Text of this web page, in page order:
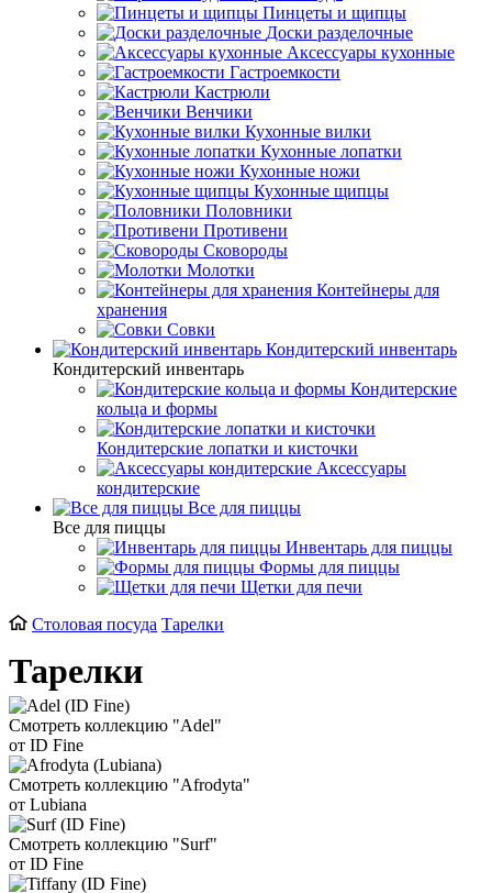
Пинцеты и щипцы
Доски разделочные
Аксессуары кухонные
Гастроемкости
Кастрюли
Венчики
Кухонные вилки
Кухонные лопатки
Кухонные ножи
Кухонные щипцы
Половники
Противени
Сковороды
Молотки
Контейнеры для
хранения
Совки
Кондитерский инвентарь
Кондитерский инвентарь
Кондитерские
кольца и формы
Кондитерские лопатки и кисточки
Аксессуары
кондитерские
Все для пиццы
Все для пиццы
Инвентарь для пиццы
Формы для пиццы
Щетки для печи
Столовая посуда Тарелки
Тарелки
Смотреть коллекцию "Adel"
от ID Fine
Смотреть коллекцию "Afrodyta"
от Lubiana
Смотреть коллекцию "Surf"
от ID Fine